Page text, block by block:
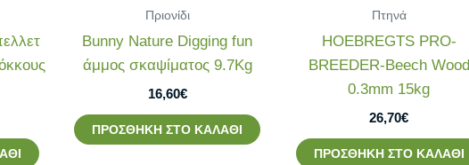
Πριονίδι
Bunny Nature Digging fun
άμμος σκαψίματος 9.7Kg
16,60€
ΠΡΟΣΘΉΚΗ ΣΤΟ ΚΑΛΆΘΙ
Πτηνά
HOEBREGTS PRO-
BREEDER-Beech Wood
0.3mm 15kg
26,70€
ΠΡΟΣΘΉΚΗ ΣΤΟ ΚΑΛΆΘΙ